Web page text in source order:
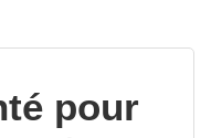
pour